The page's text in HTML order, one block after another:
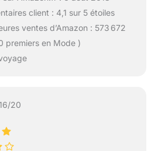
client : 4,1 sur 5 étoiles
ventes d’Amazon : 573 672
premiers en Mode )
20